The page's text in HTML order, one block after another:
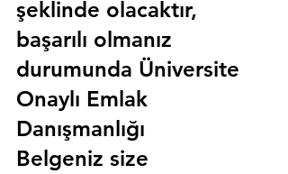
şeklinde olacaktır,
başarılı olmanız
durumunda Üniversite
Onaylı Emlak
Danışmanlığı
Belgeniz size